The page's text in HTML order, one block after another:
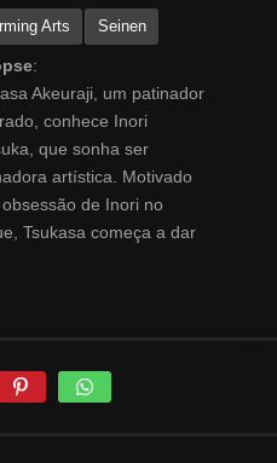
Arts Seinen
:
Akeuraji, um patinador
conhece Inori
que sonha ser
artística. Motivado
de Inori no
Tsukasa começa a dar
medalhista!